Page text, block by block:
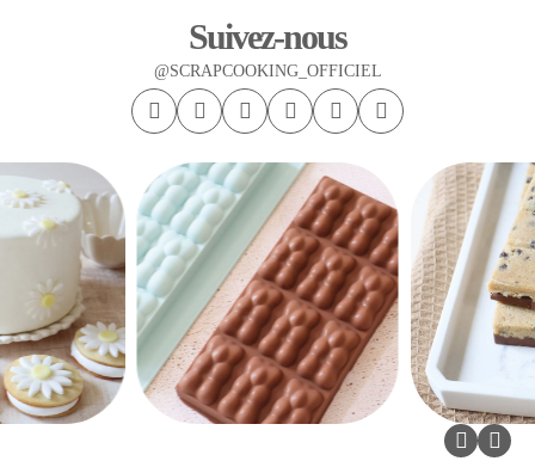
Suivez-nous
@SCRAPCOOKING_OFFICIEL